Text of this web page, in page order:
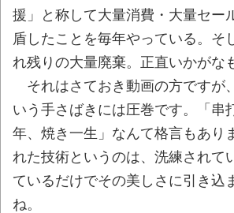
なる現象を泣きながら修正し
アプデ済み。ほか、8月09日
NEW!
シカ「ヒマワリ全部喰っ
の高原まつり中止
レトロパソコンに勝手移植
「ボスコニアン」「ムーンパ
「1942」「タイムパイロット
援」と称して大量消費・大量セー
盾したことを毎年やっている。そ
れ残りの大量廃棄。正直いかがな
それはさておき動画の方ですが
いう手さばきには圧巻です。「串
年、焼き一生」なんて格言もあり
れた技術というのは、洗練されて
ているだけでその美しさに引き込
ね。